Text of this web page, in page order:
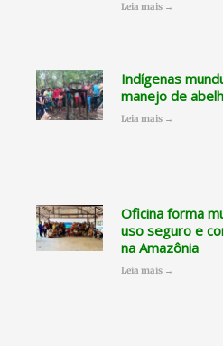
Leia mais →
Indígenas
manejo de
Leia mais →
Oficina forma
uso seguro e
na Amazônia
Leia mais →